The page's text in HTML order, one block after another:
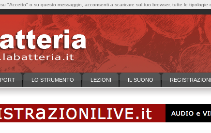
LO STRUMENTO LEZIONI IL SUONO
"Accetto" o su questo messaggio, acconsenti a scaricare sul tuo browser, tutte le tipologie